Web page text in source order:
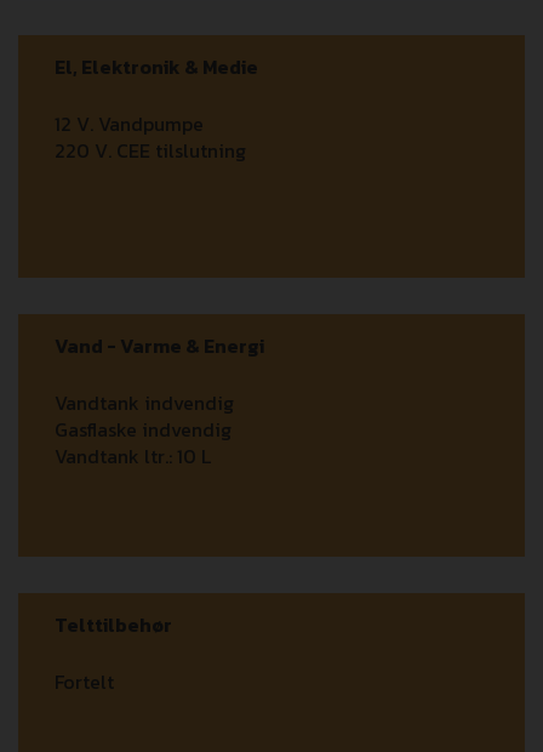
El, Elektronik & Medie
12 V. Vandpumpe
220 V. CEE tilslutning
Vand - Varme & Energi
Vandtank indvendig
Gasflaske indvendig
Vandtank ltr.: 10 L
Telttilbehør
Fortelt